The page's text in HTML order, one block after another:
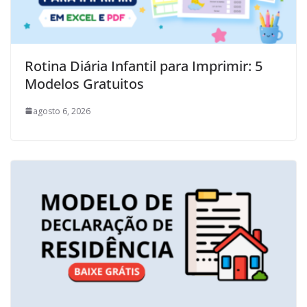
Rotina Diária Infantil para Imprimir: 5
Modelos Gratuitos
agosto 6, 2026